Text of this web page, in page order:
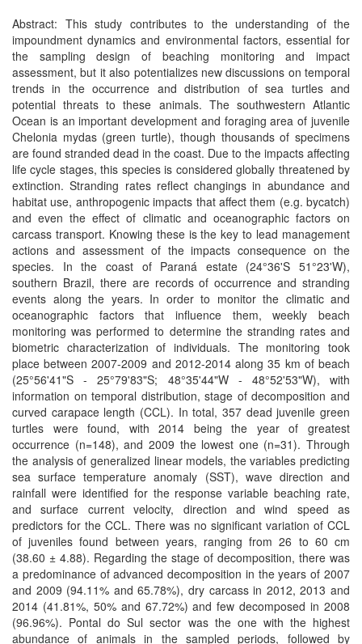
Abstract: This study contributes to the understanding of the
impoundment dynamics and environmental factors, essential for
the sampling design of beaching monitoring and impact
assessment, but it also potentializes new discussions on temporal
trends in the occurrence and distribution of sea turtles and
potential threats to these animals. The southwestern Atlantic
Ocean is an important development and foraging area of juvenile
Chelonia mydas (green turtle), though thousands of specimens
are found stranded dead in the coast. Due to the impacts affecting
life cycle stages, this species is considered globally threatened by
extinction. Stranding rates reflect changings in abundance and
habitat use, anthropogenic impacts that affect them (e.g. bycatch)
and even the effect of climatic and oceanographic factors on
carcass transport. Knowing these is the key to lead management
actions and assessment of the impacts consequence on the
species. In the coast of Paraná estate (24°36'S 51°23'W),
southern Brazil, there are records of occurrence and stranding
events along the years. In order to monitor the climatic and
oceanographic factors that influence them, weekly beach
monitoring was performed to determine the stranding rates and
biometric characterization of individuals. The monitoring took
place between 2007-2009 and 2012-2014 along 35 km of beach
(25°56'41"S - 25°79'83"S; 48°35'44"W - 48°52'53"W), with
information on temporal distribution, stage of decomposition and
curved carapace length (CCL). In total, 357 dead juvenile green
turtles were found, with 2014 being the year of greatest
occurrence (n=148), and 2009 the lowest one (n=31). Through
the analysis of generalized linear models, the variables predicting
sea surface temperature anomaly (SST), wave direction and
rainfall were identified for the response variable beaching rate,
and surface current velocity, direction and wind speed as
predictors for the CCL. There was no significant variation of CCL
of juveniles found between years, ranging from 26 to 60 cm
(38.60 ± 4.88). Regarding the stage of decomposition, there was
a predominance of advanced decomposition in the years of 2007
and 2009 (94.11% and 65.78%), dry carcass in 2012, 2013 and
2014 (41.81%, 50% and 67.72%) and few decomposed in 2008
(96.96%). Pontal do Sul sector was the one with the highest
abundance of animals in the sampled periods, followed by